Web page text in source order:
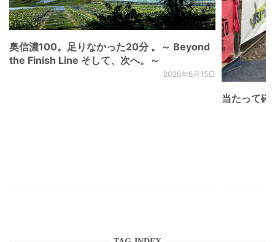
奥信濃100。足りなかった20分 。～ Beyond
the Finish Line そして、次へ。～
2026年6月15日
当たって砕